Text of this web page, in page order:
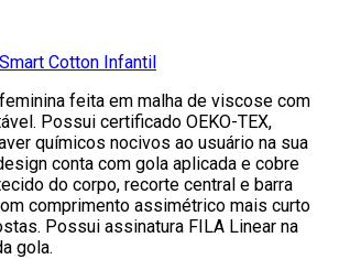
Cotton Infantil
feita em malha de viscose com
Possui certificado OEKO-TEX,
químicos nocivos ao usuário na sua
conta com gola aplicada e cobre
do corpo, recorte central e barra
comprimento assimétrico mais curto
Possui assinatura FILA Linear na
gola.